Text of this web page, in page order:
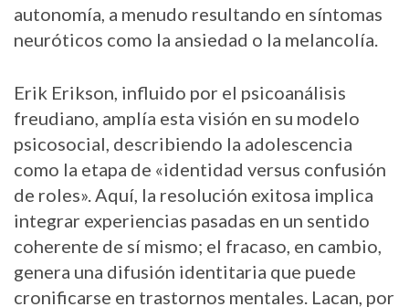
autonomía, a menudo resultando en síntomas
neuróticos como la ansiedad o la melancolía.
Erik Erikson, influido por el psicoanálisis
freudiano, amplía esta visión en su modelo
psicosocial, describiendo la adolescencia
como la etapa de «identidad versus confusión
de roles». Aquí, la resolución exitosa implica
integrar experiencias pasadas en un sentido
coherente de sí mismo; el fracaso, en cambio,
genera una difusión identitaria que puede
cronificarse en trastornos mentales. Lacan, por